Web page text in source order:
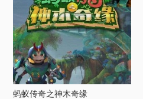
蚂蚁传奇之神木奇缘